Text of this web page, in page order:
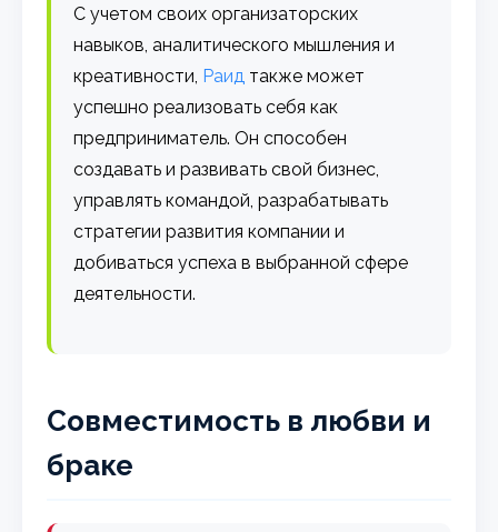
С учетом своих организаторских
навыков, аналитического мышления и
креативности, Раид также может
успешно реализовать себя как
предприниматель. Он способен
создавать и развивать свой бизнес,
управлять командой, разрабатывать
стратегии развития компании и
добиваться успеха в выбранной сфере
деятельности.
Совместимость в любви и
браке